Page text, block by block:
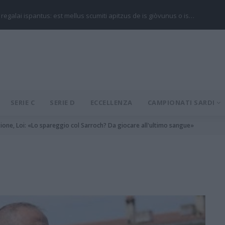
regalai ispantus: est mellus scumiti apitzus de is giòvunus o is…
SERIE C SERIE D ECCELLENZA CAMPIONATI SARDI
Loi: «Lo spareggio col Sarroch? Da giocare all'ultimo sangue»